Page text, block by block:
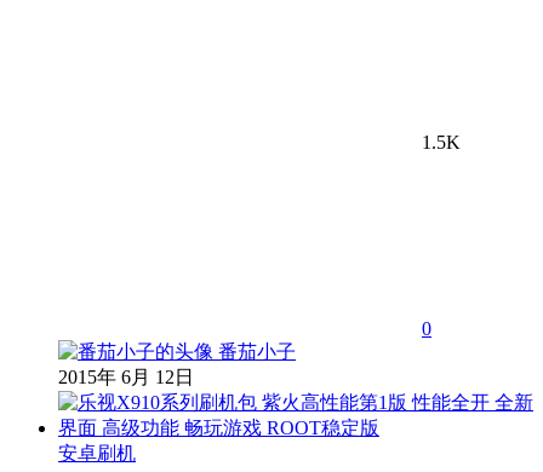
1.5K
0
番茄小子
2015年 6月 12日
安卓刷机